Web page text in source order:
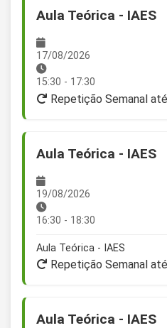
Aula Teórica - IAES
17/08/2026
15:30 - 17:30
Repetição Semanal
Aula Teórica - IAES
19/08/2026
16:30 - 18:30
Aula Teórica - IAES
Repetição Semanal
Aula Teórica - IAES